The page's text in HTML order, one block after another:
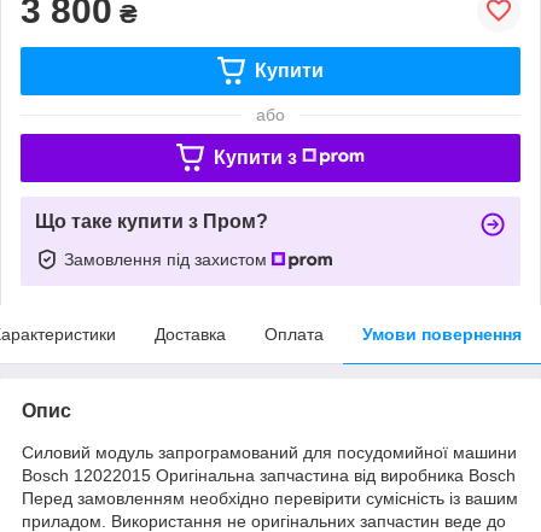
3 800 ₴
Купити
або
Купити з
Що таке купити з Пром?
Замовлення під захистом
Доставка Оплата Умови повернення
Опис
Силовий модуль запрограмований для посудомийної машини
Bosch 12022015 Оригінальна запчастина від виробника Bosch
Перед замовленням необхідно перевірити сумісність із вашим
приладом. Використання не оригінальних запчастин веде до